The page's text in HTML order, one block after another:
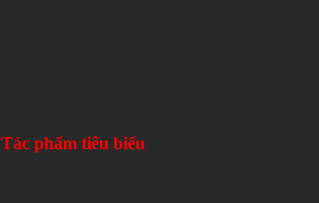
Tác phẩm tiêu biểu